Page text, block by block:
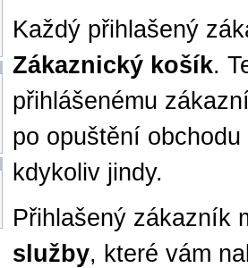
Každý přihlašený
Zákaznický košík.
přihlášenému
po opuštění
kdykoliv jindy.
Přihlašený zákazník
služby, které vám